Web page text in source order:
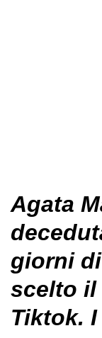
Agata
giorni
scelto il
Tiktok.